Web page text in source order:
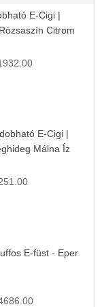
E-Cigi |
Citrom
E-Cigi |
Málna Íz
E-füst - Eper